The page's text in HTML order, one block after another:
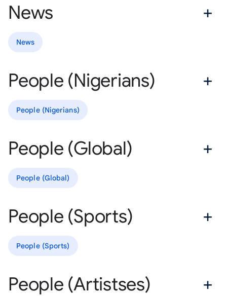
News
News
People (Nigerians)
People (Nigerians)
People (Global)
People (Global)
People (Sports)
People (Sports)
People (Artistses)